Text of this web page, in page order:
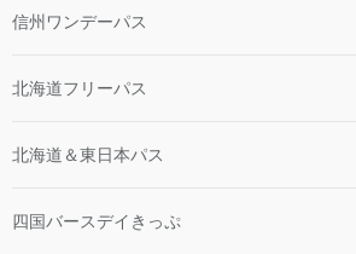
信州ワンデーパス
北海道フリーパス
北海道＆東日本パス
四国バースデイきっぷ